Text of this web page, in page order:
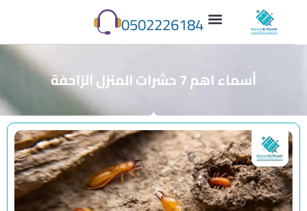
0502226184
أسماء اهم 7 حشرات المنزل الزاحفة